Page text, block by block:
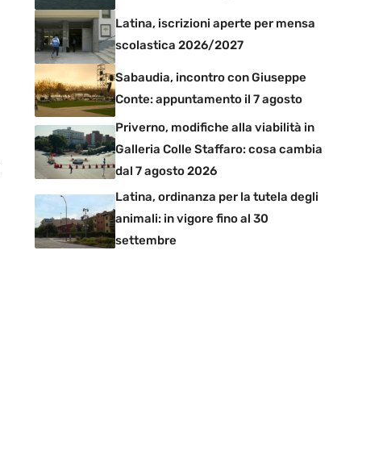
Latina, iscrizioni aperte per mensa
scolastica 2026/2027
Sabaudia, incontro con Giuseppe
Conte: appuntamento il 7 agosto
Priverno, modifiche alla viabilità in
Galleria Colle Staffaro: cosa cambia
dal 7 agosto 2026
Latina, ordinanza per la tutela degli
animali: in vigore fino al 30
settembre